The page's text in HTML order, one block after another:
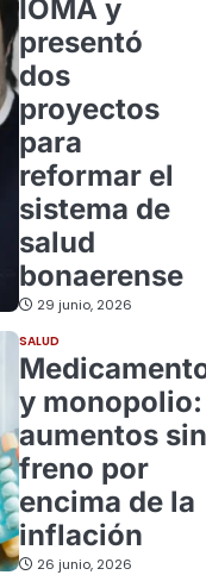
IOMA y
presentó
dos
proyectos
para
reformar el
sistema de
salud
bonaerense
29 junio, 2026
SALUD
y monopolio:
aumentos sin
freno por
encima de la
inflación
26 junio, 2026